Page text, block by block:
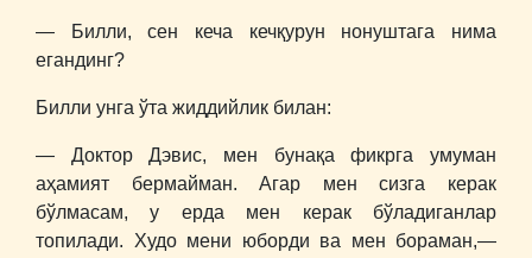
― Билли, сен кеча кечқурун нонуштага нима
егандинг?
Билли унга ўта жиддийлик билан:
― Доктор Дэвис, мен бунақа фикрга умуман
аҳамият бермайман. Агар мен сизга керак
бўлмасам, у ерда мен керак бўладиганлар
топилади. Худо мени юборди ва мен бораман,―